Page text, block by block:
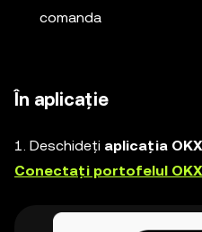
comanda
În aplicație
1. Deschideți aplicația OKX
Conectați portofelul OKX